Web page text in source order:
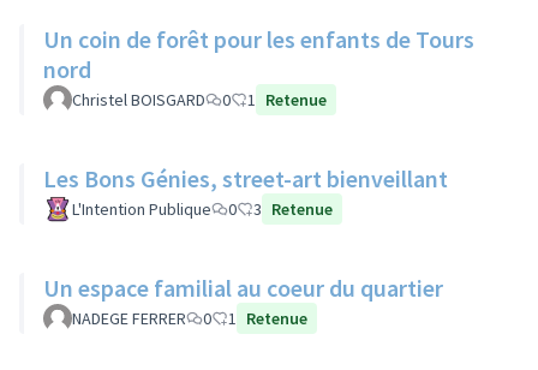
Un coin de forêt pour les enfants de Tours
nord
Christel BOISGARD 0 1 Retenue
Les Bons Génies, street-art bienveillant
L'Intention Publique 0 3 Retenue
Un espace familial au coeur du quartier
NADEGE FERRER 0 1 Retenue